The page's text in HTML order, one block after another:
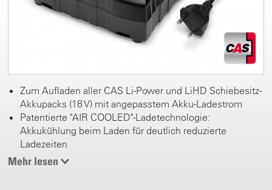
Zum Aufladen aller CAS Li-Power und LiHD Schiebesitz-
Akkupacks (18 V) mit angepasstem Akku-Ladestrom
Patentierte "AIR COOLED"-Ladetechnologie:
Akkukühlung beim Laden für deutlich reduzierte
Ladezeiten
Sehr geringe Stand-by Aufnahmeleistung
Mehr lesen